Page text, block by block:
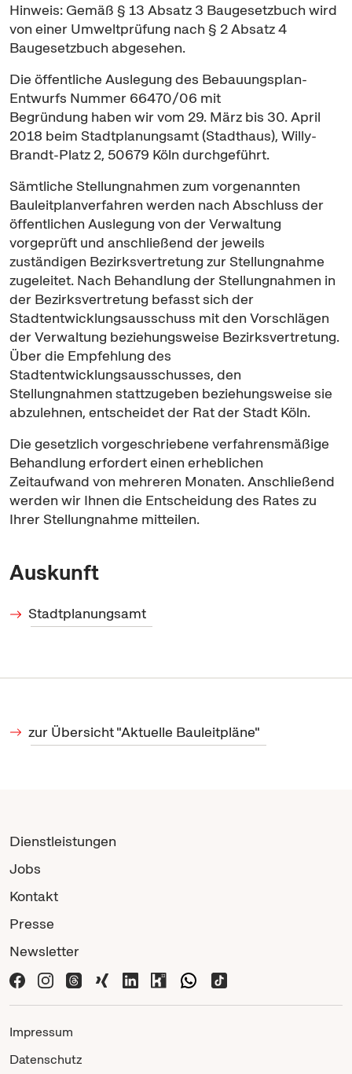
Hinweis: Gemäß § 13 Absatz 3 Baugesetzbuch wird
von einer Umweltprüfung nach § 2 Absatz 4
Baugesetzbuch abgesehen.
Die öffentliche Auslegung des Bebauungsplan-
Entwurfs Nummer 66470/06 mit
Begründung haben wir vom 29. März bis 30. April
2018 beim Stadtplanungsamt (Stadthaus), Willy-
Brandt-Platz 2, 50679 Köln durchgeführt.
Sämtliche Stellungnahmen zum vorgenannten
Bauleitplanverfahren werden nach Abschluss der
öffentlichen Auslegung von der Verwaltung
vorgeprüft und anschließend der jeweils
zuständigen Bezirksvertretung zur Stellungnahme
zugeleitet. Nach Behandlung der Stellungnahmen in
der Bezirksvertretung befasst sich der
Stadtentwicklungsausschuss mit den Vorschlägen
der Verwaltung beziehungsweise Bezirksvertretung.
Über die Empfehlung des
Stadtentwicklungsausschusses, den
Stellungnahmen stattzugeben beziehungsweise sie
abzulehnen, entscheidet der Rat der Stadt Köln.
Die gesetzlich vorgeschriebene verfahrensmäßige
Behandlung erfordert einen erheblichen
Zeitaufwand von mehreren Monaten. Anschließend
werden wir Ihnen die Entscheidung des Rates zu
Ihrer Stellungnahme mitteilen.
Auskunft
Stadtplanungsamt
zur Übersicht "Aktuelle Bauleitpläne"
Dienstleistungen
Jobs
Kontakt
Presse
Newsletter
Impressum
Datenschutz